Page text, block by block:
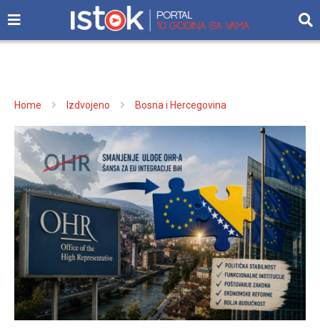
Home Izdvojeno Bosna i Hercegovina